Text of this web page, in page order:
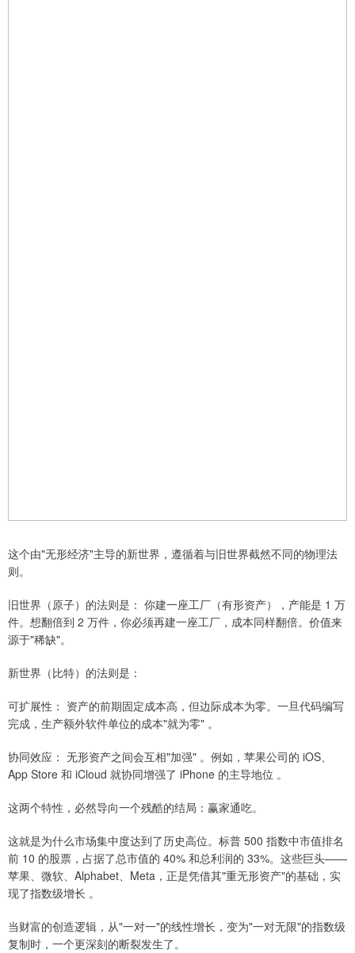
这个由"无形经济"主导的新世界，遵循着与旧世界截然不同的物理法
则。
旧世界（原子）的法则是： 你建一座工厂（有形资产），产能是 1 万
件。想翻倍到 2 万件，你必须再建一座工厂，成本同样翻倍。价值来
源于"稀缺"。
新世界（比特）的法则是：
可扩展性： 资产的前期固定成本高，但边际成本为零。一旦代码编写
完成，生产额外软件单位的成本"就为零" 。
协同效应： 无形资产之间会互相"加强" 。例如，苹果公司的 iOS、
App Store 和 iCloud 就协同增强了 iPhone 的主导地位 。
这两个特性，必然导向一个残酷的结局：赢家通吃。
这就是为什么市场集中度达到了历史高位。标普 500 指数中市值排名
前 10 的股票，占据了总市值的 40% 和总利润的 33%。这些巨头——
苹果、微软、Alphabet、Meta，正是凭借其"重无形资产"的基础，实
现了指数级增长 。
当财富的创造逻辑，从"一对一"的线性增长，变为"一对无限"的指数级
复制时，一个更深刻的断裂发生了。